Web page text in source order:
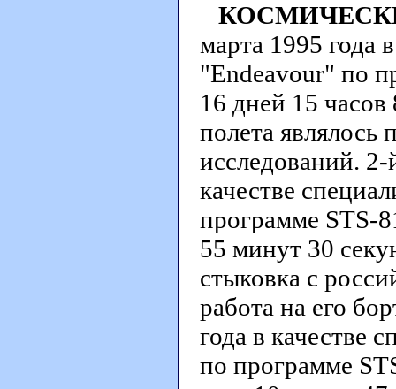
марта 1995 года
"Endeavour" по
16 дней 15
полета являлось
исследований. 2-
качестве
программе STS-
55 минут 30
стыковка с
работа на его
года в качестве
по программе